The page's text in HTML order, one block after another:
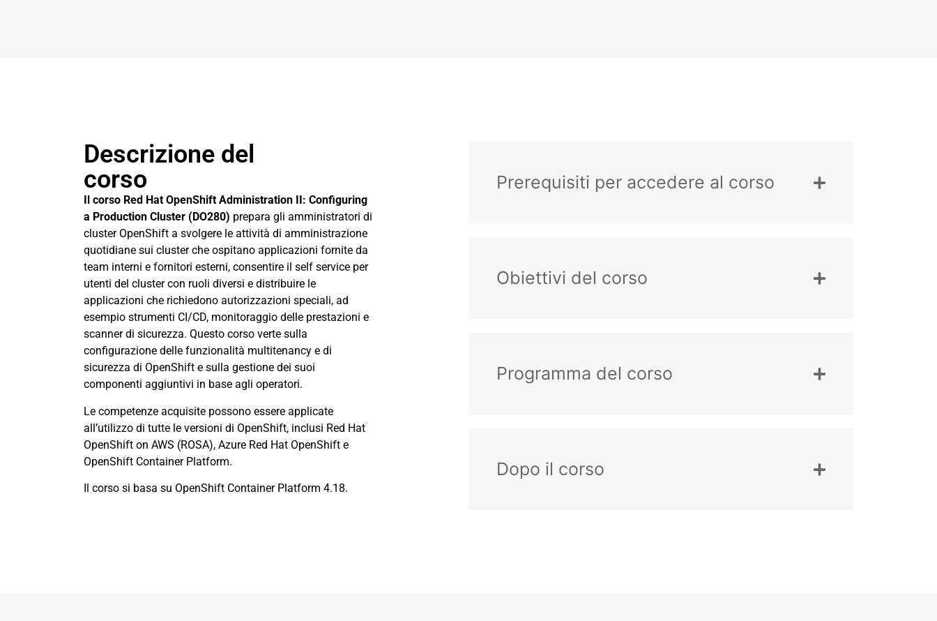
Descrizione del
corso
Il corso Red Hat OpenShift Administration II: Configuring
a Production Cluster (DO280) prepara gli amministratori di
cluster OpenShift a svolgere le attività di amministrazione
quotidiane sui cluster che ospitano applicazioni fornite da
team interni e fornitori esterni, consentire il self service per
utenti del cluster con ruoli diversi e distribuire le
applicazioni che richiedono autorizzazioni speciali, ad
esempio strumenti CI/CD, monitoraggio delle prestazioni e
scanner di sicurezza. Questo corso verte sulla
configurazione delle funzionalità multitenancy e di
sicurezza di OpenShift e sulla gestione dei suoi
componenti aggiuntivi in base agli operatori.
Le competenze acquisite possono essere applicate
all’utilizzo di tutte le versioni di OpenShift, inclusi Red Hat
OpenShift on AWS (ROSA), Azure Red Hat OpenShift e
OpenShift Container Platform.
Il corso si basa su OpenShift Container Platform 4.18.
Prerequisiti per accedere al corso
Obiettivi del corso
Programma del corso
Dopo il corso